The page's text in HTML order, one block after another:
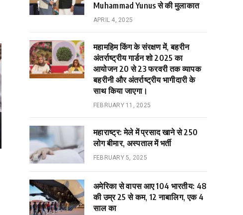
Muhammad Yunus से की मुलाकात
APRIL 4, 2025
महामहिम किंग के संरक्षण में, बहरीन
अंतर्राष्ट्रीय गार्डन शो 2025 का
आयोजन 20 से 23 फरवरी तक व्यापक
बहरीनी और अंतर्राष्ट्रीय भागीदारी के
साथ किया जाएगा।
FEBRUARY 11, 2025
महाराष्ट्र: मेले में प्रसाद खाने से 250
लोग बीमार, अस्पताल में भर्ती
FEBRUARY 5, 2025
अमेरिका से वापस आए 104 भारतीय: 48
की उम्र 25 से कम, 12 नाबालिग, एक 4
साल का